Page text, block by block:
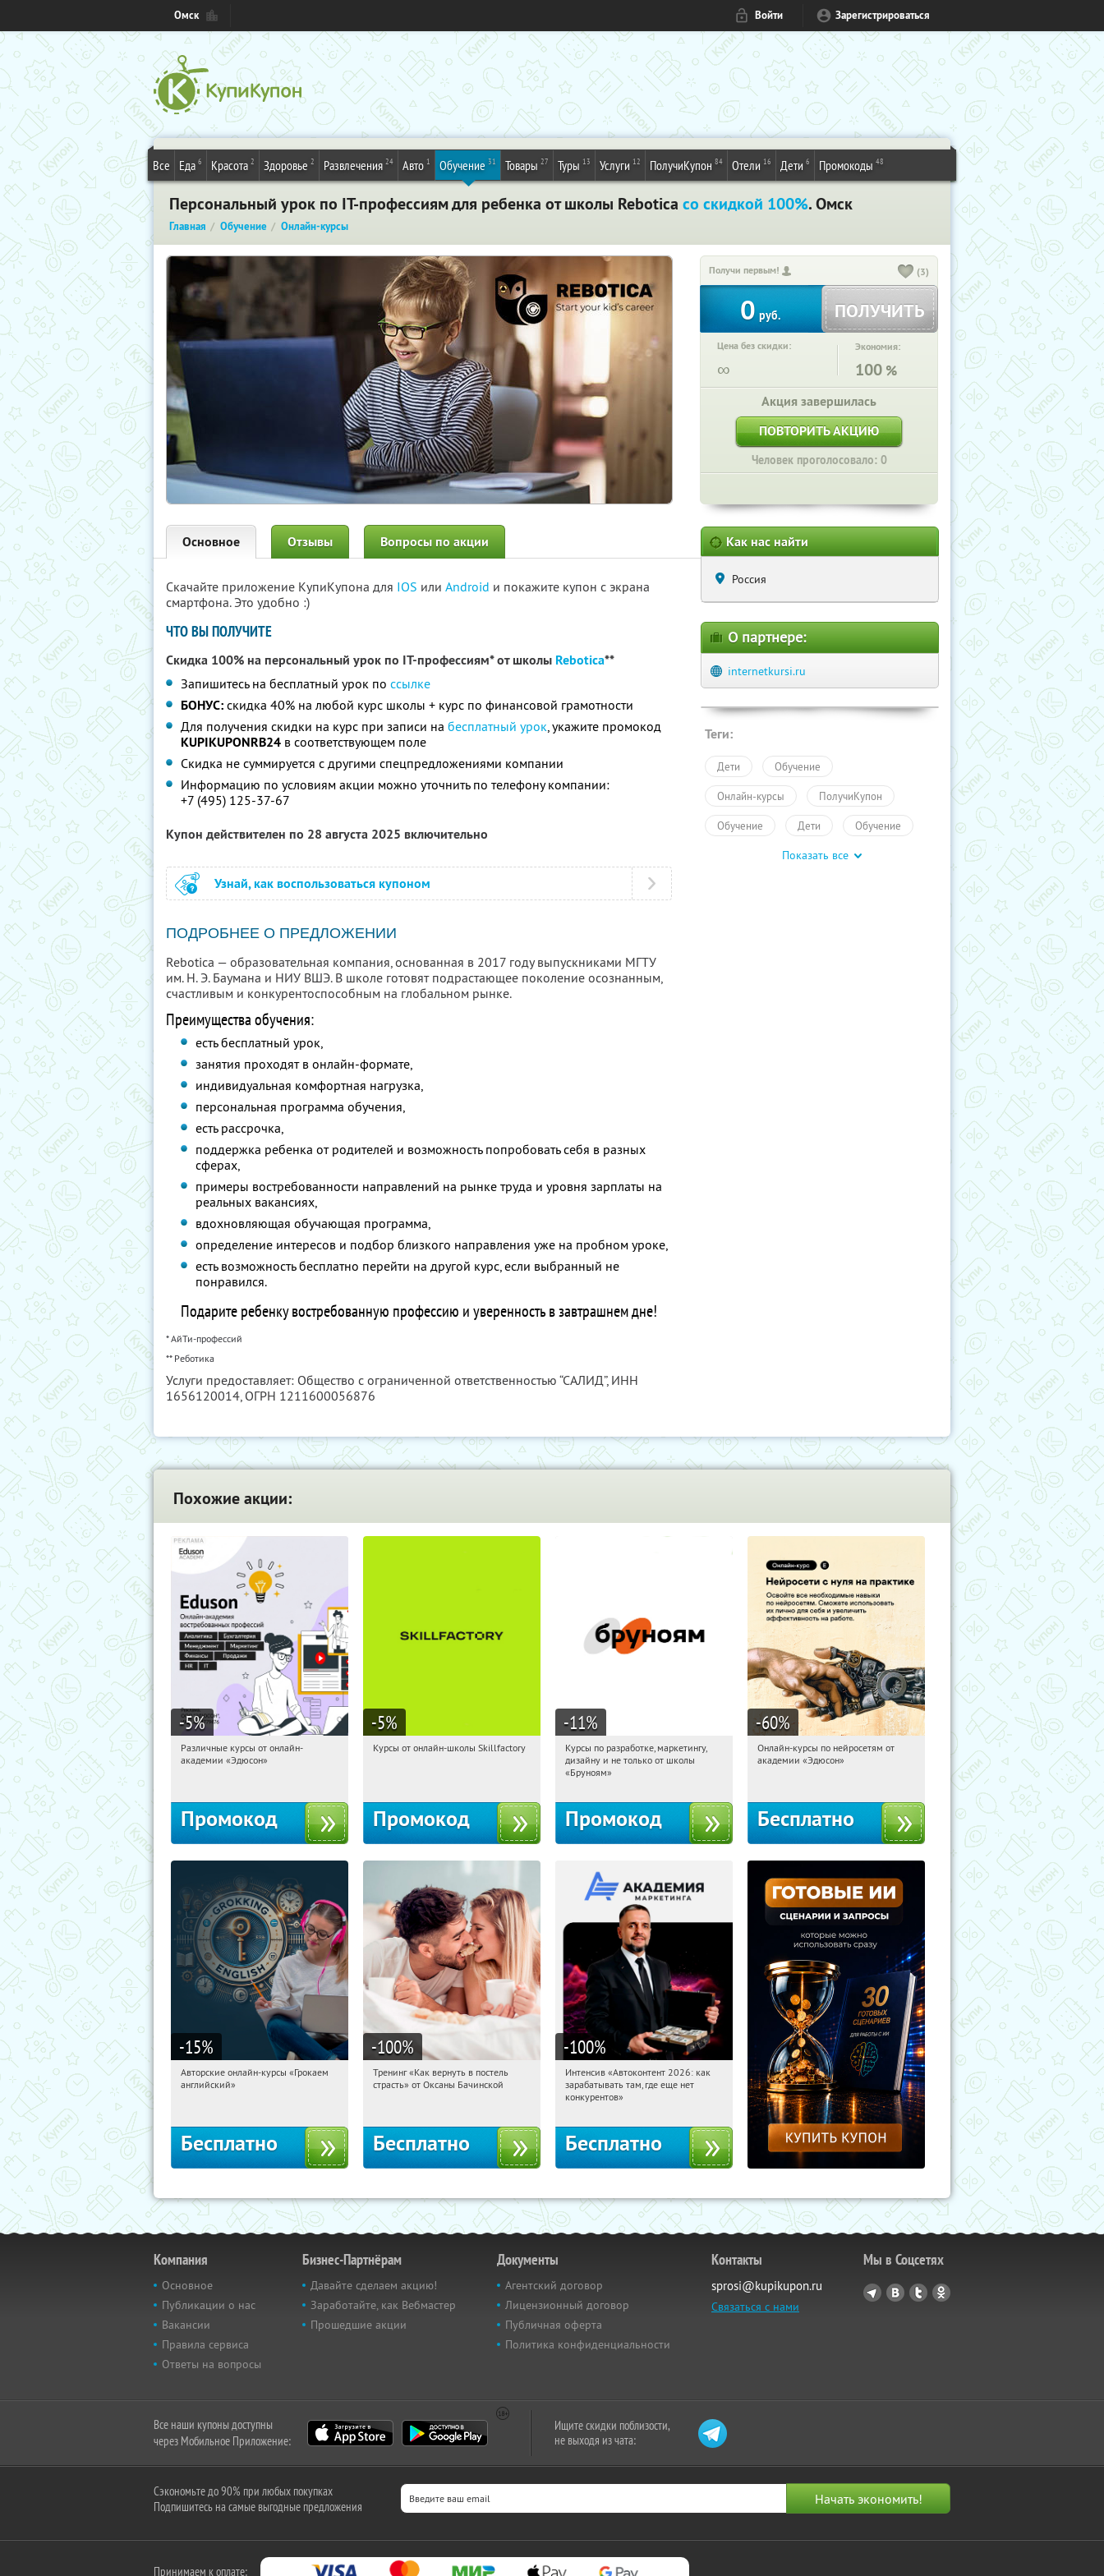
Омск Войти Зарегистрироваться
Все Еда 6 Красота 2 Здоровье 2 Развлечения 24 Авто 1 Обучение 31 Товары 27 Туры 13 Услуги 12 ПолучиКупон 84 Отели 16 Дети 6 Промокоды 48
Персональный урок по IT-профессиям для ребенка от школы Rebotica со скидкой 100%. Омск
Главная Обучение Онлайн-курсы
Получи первым! (3)
0 руб. ПОЛУЧИТЬ
Цена без скидки:
∞
Экономия:
100 %
Акция завершилась
ПОВТОРИТЬ АКЦИЮ
Человек проголосовало: 0
Основное Отзывы Вопросы по акции
Скачайте приложение КупиКупона для IOS или Android и покажите купон с экрана
смартфона. Это удобно :)
ЧТО ВЫ ПОЛУЧИТЕ
Скидка 100% на персональный урок по IT-профессиям* от школы Rebotica**
Запишитесь на бесплатный урок по ссылке
БОНУС: скидка 40% на любой курс школы + курс по финансовой грамотности
Для получения скидки на курс при записи на бесплатный урок, укажите промокод
KUPIKUPONRB24 в соответствующем поле
Скидка не суммируется с другими спецпредложениями компании
Информацию по условиям акции можно уточнить по телефону компании:
+7 (495) 125-37-67
Купон действителен по 28 августа 2025 включительно
Узнай, как воспользоваться купоном
ПОДРОБНЕЕ О ПРЕДЛОЖЕНИИ
Rebotica — образовательная компания, основанная в 2017 году выпускниками МГТУ
им. Н. Э. Баумана и НИУ ВШЭ. В школе готовят подрастающее поколение осознанным,
счастливым и конкурентоспособным на глобальном рынке.
Преимущества обучения:
есть бесплатный урок,
занятия проходят в онлайн-формате,
индивидуальная комфортная нагрузка,
персональная программа обучения,
есть рассрочка,
поддержка ребенка от родителей и возможность попробовать себя в разных
сферах,
примеры востребованности направлений на рынке труда и уровня зарплаты на
реальных вакансиях,
вдохновляющая обучающая программа,
определение интересов и подбор близкого направления уже на пробном уроке,
есть возможность бесплатно перейти на другой курс, если выбранный не
понравился.
Подарите ребенку востребованную профессию и уверенность в завтрашнем дне!
* АйТи-профессий
** Реботика
Услуги предоставляет: Общество с ограниченной ответственностью “САЛИД”, ИНН
1656120014, ОГРН 1211600056876
Как нас найти
Россия
О партнере:
internetkursi.ru
Теги:
Дети Обучение
Онлайн-курсы ПолучиКупон
Обучение Дети Обучение
Показать все
Похожие акции:
-5%
11:20:29 Получили:
Различные курсы от онлайн-
академии «Эдюсон»
Промокод
-5%
11:20:29
Получи первым!
Курсы от онлайн-школы Skillfactory
Промокод
-11%
11:20:29
Получи первым!
Россия
Курсы по разработке, маркетингу,
дизайну и не только от школы
«Бруноям»
Промокод
-60%
11:20:29 Получили:
Онлайн-курсы по нейросетям от
академии «Эдюсон»
Бесплатно
-15%
11:20:29 Получили:
Авторские онлайн-курсы «Грокаем
английский»
Бесплатно
-100%
11:20:29 Получили:
Тренинг «Как вернуть в постель
страсть» от Оксаны Бачинской
Бесплатно
-100%
11:20:29 Получили:
Россия
Интенсив «Автоконтент 2026: как
зарабатывать там, где еще нет
конкурентов»
Бесплатно
Компания
Основное
Публикации о нас
Вакансии
Правила сервиса
Ответы на вопросы
Бизнес-Партнёрам
Давайте сделаем акцию!
Заработайте, как Вебмастер
Прошедшие акции
Документы
Агентский договор
Лицензионный договор
Публичная оферта
Политика конфиденциальности
Контакты
sprosi@kupikupon.ru
Связаться с нами
Мы в Соцсетях
Все наши купоны доступны
через Мобильное Приложение:
Ищите скидки поблизости,
не выходя из чата:
Сэкономьте до 90% при любых покупках
Подпишитесь на самые выгодные предложения
Принимаем к оплате: